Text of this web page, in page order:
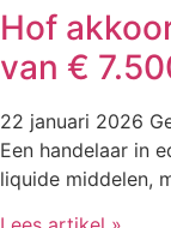
Hof
van €
22 januari 2026
Een handelaar in
liquide middelen,